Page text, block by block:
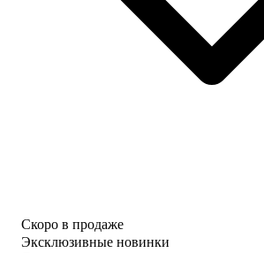
Скоро в продаже
Эксклюзивные новинки